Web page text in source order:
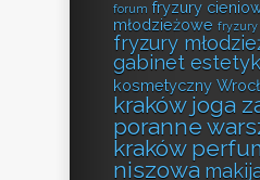
forum fryzury
młodzieżowe fryzury
fryzury
gabinet
kosmetyczny
kraków joga
poranne
kraków
niszowa